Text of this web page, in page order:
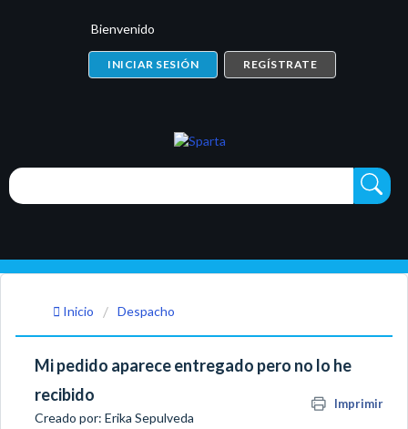
Bienvenido
INICIAR SESIÓN REGÍSTRATE
Inicio Despacho
Mi pedido aparece entregado pero no lo he
recibido
Imprimir
Creado por: Erika Sepulveda